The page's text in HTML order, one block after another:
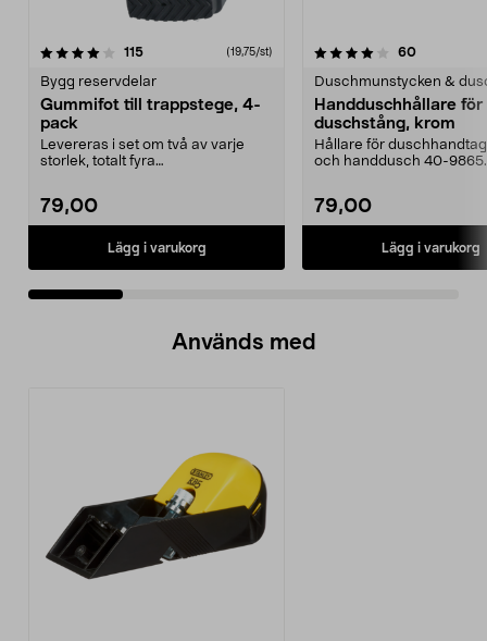
115recensioner (19,75/st)
Bygg reservdelar
Gummifot till trappstege, 4-
pack
Levereras i set om två av varje
storlek, totalt fyra
79,00
Lägg i varukorg
4.0 av 5 stjärnor 60
Duschmunstycken &
Handduschhållare
duschstång, krom
Hållare för
och handdusch 40-
79,00
Lägg i varukorg
4.5 av 5 stjärnor
Används med